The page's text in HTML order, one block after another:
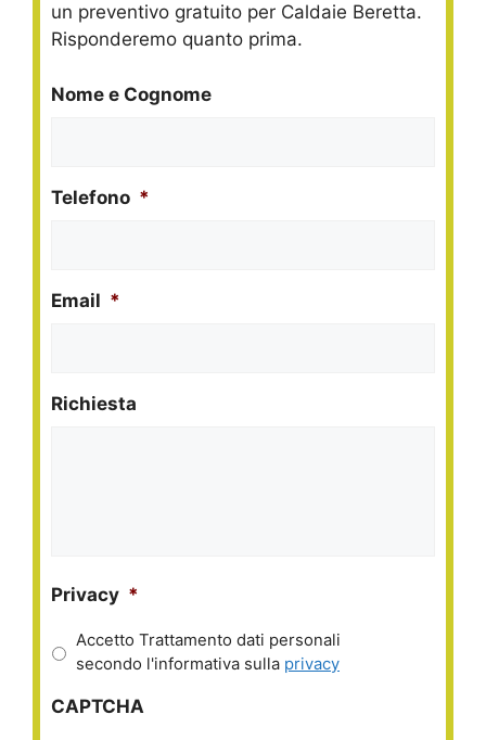
un preventivo gratuito per Caldaie Beretta.
Risponderemo quanto prima.
Nome e Cognome
Telefono *
Email *
Richiesta
Privacy *
Accetto Trattamento dati personali
secondo l'informativa sulla privacy
CAPTCHA